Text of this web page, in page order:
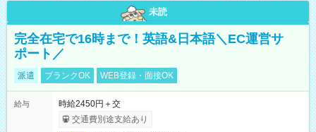
未読
完全在宅で16時まで！英語&日本語＼EC運営サ
ポート／
派遣 ブランクOK WEB登録・面接OK
給与
時給2450円＋交
交通費別途支給あり